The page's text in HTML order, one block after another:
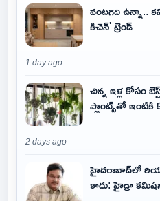
వంటగది ఉన్నా..
కిచెన్' ట్రెండ్
1 day ago
చిన్న ఇళ్ల కోసం
ప్లాంట్స్‌తో ఇంటికి
2 days ago
హైదరాబాద్‌లో రియల్
కాదు: హైడ్రా